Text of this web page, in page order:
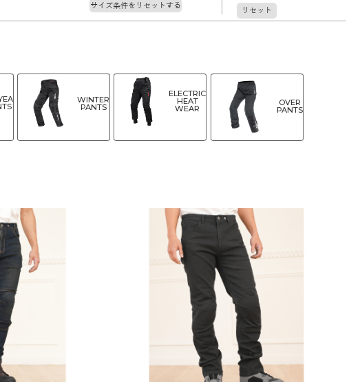
サイズ条件をリセットする
リセット
WINTER
PANTS
ELECTRIC
HEAT
WEAR
OVER
PANTS